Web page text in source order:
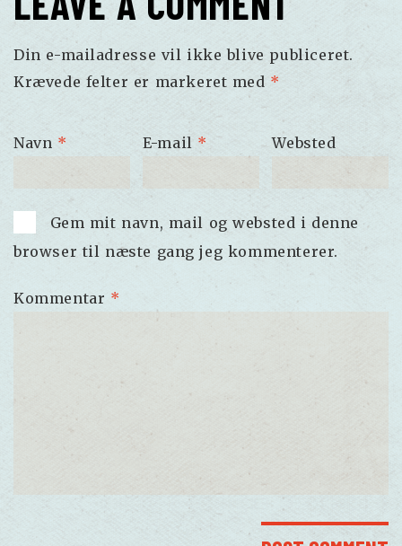
Din e-mailadresse vil ikke blive publiceret.
Krævede felter er markeret med *
Navn * E-mail * Websted
Gem mit navn, mail og websted i denne
browser til næste gang jeg kommenterer.
Kommentar *